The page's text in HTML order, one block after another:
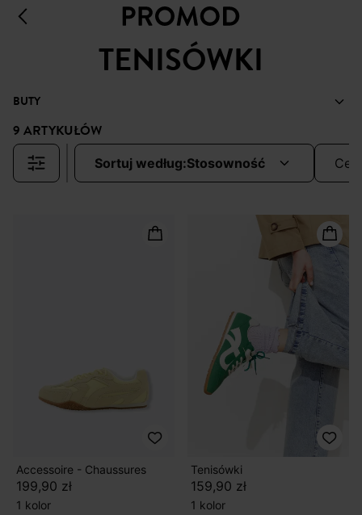
TENISÓWKI
BUTY
9 ARTYKUŁÓW
sortuj według: stosowność
Accessoire - Chaussures
199,90 zł
1 kolor
Tenisówki
159,90 zł
1 kolor